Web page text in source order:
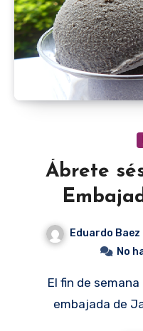
Ábrete
Eduardo
No
El fin de semana pasado se realizó en la
embajada de